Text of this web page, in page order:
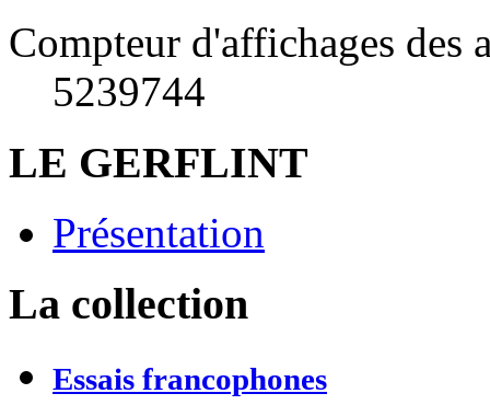
Compteur d'affichages des
5239744
LE GERFLINT
Présentation
La collection
Essais francophones